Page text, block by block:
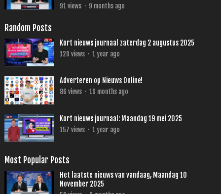
91 views · 9 months ago
Random Posts
Kort nieuws journaal zaterdag 2 augustus 2025
120 views · 1 year ago
Adverteren op Nieuws Online!
86 views · 10 months ago
Kort nieuws journaal: Maandag 19 mei 2025
157 views · 1 year ago
Most Popular Posts
Het laatste nieuws van vandaag, Maandag 10
November 2025